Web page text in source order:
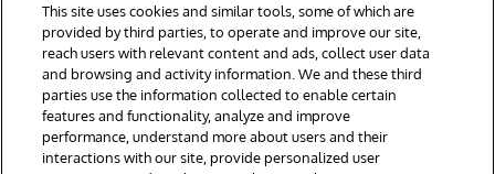
© 1996-2026 InterSystems Corporation, Cambridge, MA. Tous droits
réservés.
Mentions légales
This site uses cookies and similar tools, some of which are
provided by third parties, to operate and improve our site,
reach users with relevant content and ads, collect user data
and browsing and activity information. We and these third
parties use the information collected to enable certain
features and functionality, analyze and improve
performance, understand more about users and their
interactions with our site, provide personalized user